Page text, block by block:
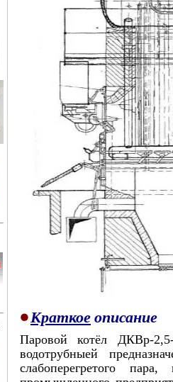
•Краткоеописание
Паровой котёл ДКВр-
водотрубныей
слабоперегретого